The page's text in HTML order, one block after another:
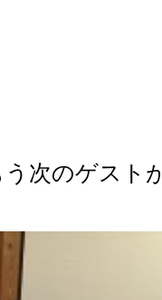
次のゲスト